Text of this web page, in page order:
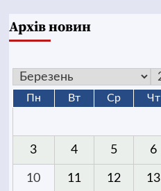
Архів новин
Пн Вт Ср Чт
3 4 5 6
10 11 12 13